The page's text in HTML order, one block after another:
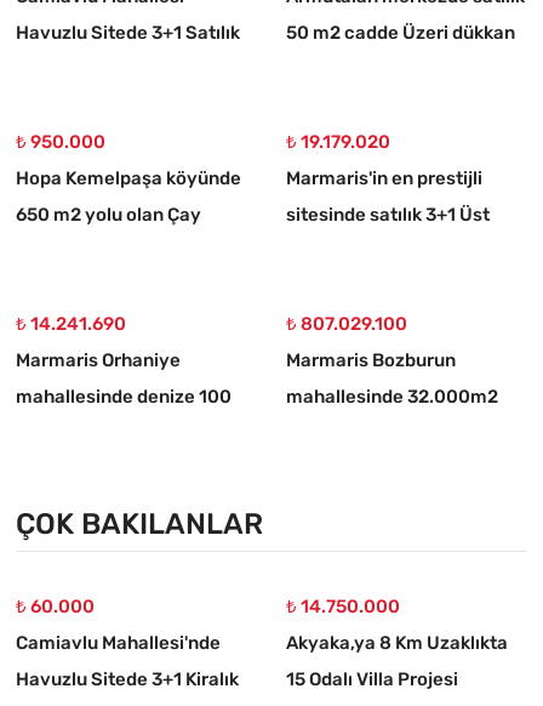
Havuzlu Sitede 3+1 Satılık
50 m2 cadde Üzeri dükkan
₺ 950.000
Hopa Kemelpaşa köyünde
650 m2 yolu olan Çay
₺ 19.179.020
Marmaris'in en prestijli
sitesinde satılık 3+1 Üst
₺ 14.241.690
Marmaris Orhaniye
mahallesinde denize 100
₺ 807.029.100
Marmaris Bozburun
mahallesinde 32.000m2
ÇOK BAKILANLAR
₺ 60.000
Camiavlu Mahallesi'nde
Havuzlu Sitede 3+1 Kiralık
₺ 14.750.000
Akyaka,ya 8 Km Uzaklıkta
15 Odalı Villa Projesi